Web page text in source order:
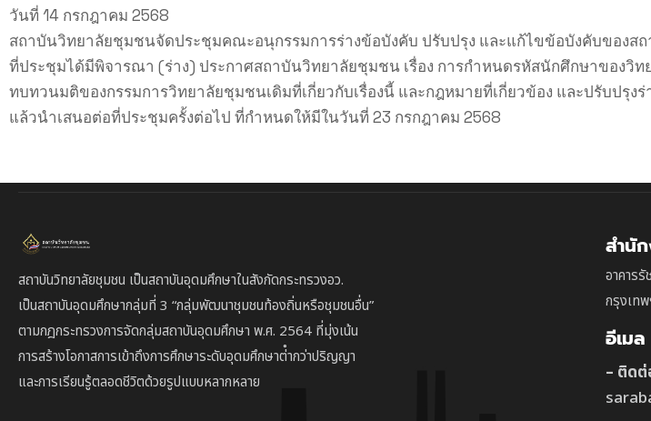
วันที่ 14 กรกฎาคม 2568
สถาบันวิทยาลัยชุมชนจัดประชุมคณะอนุกรรมการร่างข้อบังคับ ปรับปรุง และแก้ไขข้อบังคับของส
ที่ประชุมได้มีพิจารณา (ร่าง) ประกาศสถาบันวิทยาลัยชุมชน เรื่อง การกำหนดรหัสนักศึกษาของ
ทบทวนมติของกรรมการวิทยาลัยชุมชนเดิมที่เกี่ยวกับเรื่องนี้ และกฎหมายที่เกี่ยวข้อง และปรับปรุ
แล้วนำเสนอต่อที่ประชุมครั้งต่อไป ที่กำหนดให้มีในวันที่ 23 กรกฎาคม 2568
สถาบันวิทยาลัยชุมชน เป็นสถาบันอุดมศึกษาในสังกัดกระทรวงอว.
เป็นสถาบันอุดมศึกษากลุ่มที่ 3 “กลุ่มพัฒนาชุมชนท้องถิ่นหรือชุมชนอื่น”
ตามกฎกระทรวงการจัดกลุ่มสถาบันอุดมศึกษา พ.ศ. 2564 ที่มุ่งเน้น
การสร้างโอกาสการเข้าถึงการศึกษาระดับอุดมศึกษาต่ํากว่าปริญญา
และการเรียนรู้ตลอดชีวิตด้วยรูปแบบหลากหลาย
สำนั
อาคาร
กรุงเท
อีเมล
– ติด